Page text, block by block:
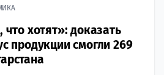
хотят»: доказать
продукции смогли 269